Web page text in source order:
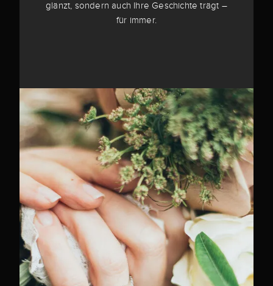
glänzt, sondern auch Ihre Geschichte trägt –
für immer.